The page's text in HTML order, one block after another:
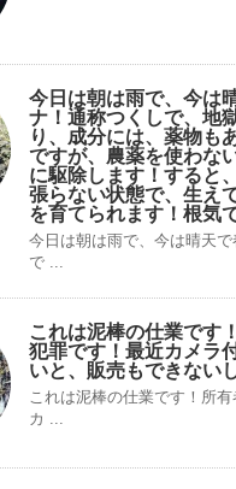
今日は朝は雨で、今は
ナ！通称つくしで、地
り、成分には、薬物も
ですが、農薬を使わな
に駆除します！すると
張らない状態で、生え
を育てられます！根気
今日は朝は雨で、今は晴天
で ...
これは泥棒の仕業です
犯罪です！最近カメラ
いと、販売もできない
これは泥棒の仕業です！所
カ ...